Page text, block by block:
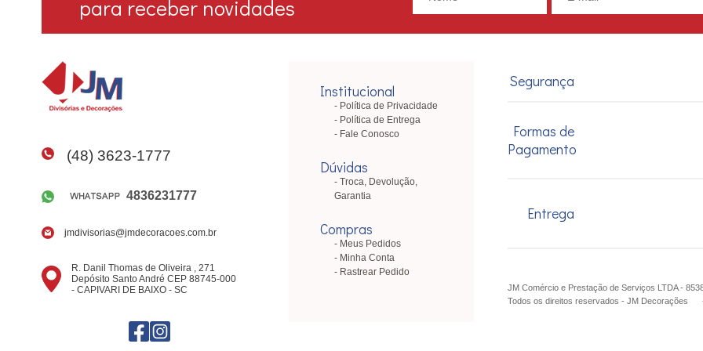
para receber novidades
(48) 3623-1777
4836231777
jmdivisorias@jmdecoracoes.com.br
R. Danil Thomas de Oliveira , 271
Depósito Santo André CEP 88745-000
- CAPIVARI DE BAIXO - SC
Institucional
Política de Privacidade
Política de Entrega
Fale Conosco
Dúvidas
Troca, Devolução,
Garantia
Compras
Meus Pedidos
Minha Conta
Rastrear Pedido
Segurança
Formas de
Pagamento
Entrega
JM Comércio e Prestação de Serviços LTDA -
Todos os direitos reservados- JM Decorações